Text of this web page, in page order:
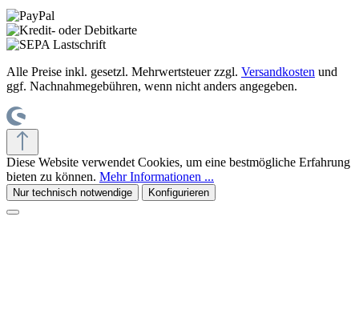
Alle Preise inkl. gesetzl. Mehrwertsteuer zzgl. Versandkosten und
ggf. Nachnahmegebühren, wenn nicht anders angegeben.
Diese Website verwendet Cookies, um eine bestmögliche Erfahrung
bieten zu können. Mehr Informationen ...
Nur technisch notwendige Konfigurieren